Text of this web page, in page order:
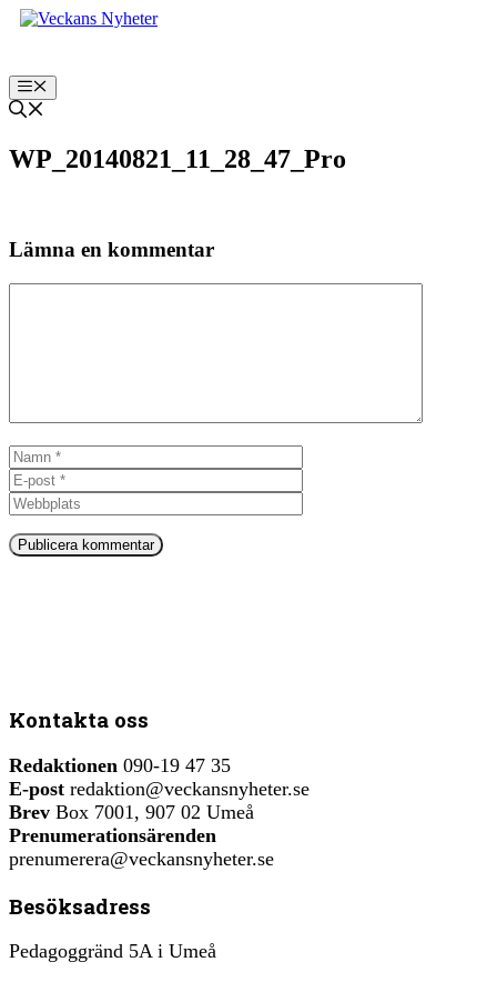
Hoppa
Meny
WP_20140821_11_28_47_Pro
Lämna en kommentar
Namn
post
Kontakta oss
Redaktionen 090-19 47 35
E-post redaktion@veckansnyheter.se
Brev Box 7001, 907 02 Umeå
Prenumerationsärenden
prenumerera@veckansnyheter.se
Besöksadress
Pedagoggränd 5A i Umeå